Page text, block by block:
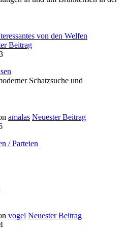
von den Welfen
Beitrag
Schatzsuche und
amalas Neuester Beitrag
/ Parteien
vogel Neuester Beitrag